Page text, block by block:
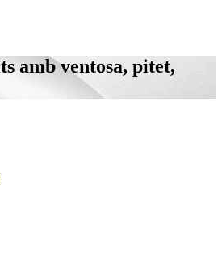
amb ventosa, pitet,